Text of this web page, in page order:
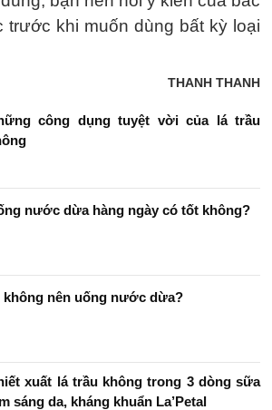
trước khi muốn dùng bất kỳ loại
THANH THANH
công dụng tuyệt vời của lá trầu
nước dừa hàng ngày có tốt không?
không nên uống nước dừa?
xuất lá trầu không trong 3 dòng sữa
sáng da, kháng khuẩn La’Petal